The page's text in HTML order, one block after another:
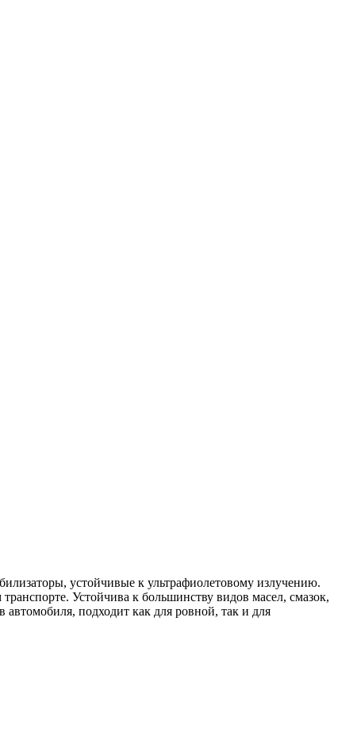
устойчивые к ультрафиолетовому излучению.
Устойчива к большинству видов масел, смазок,
подходит как для ровной, так и для